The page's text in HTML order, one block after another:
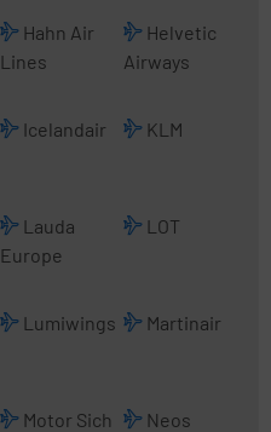
Hahn Air
Lines
Helvetic
Airways
Icelandair KLM
Lauda
Europe
LOT
Lumiwings Martinair
Motor Sich
Neos